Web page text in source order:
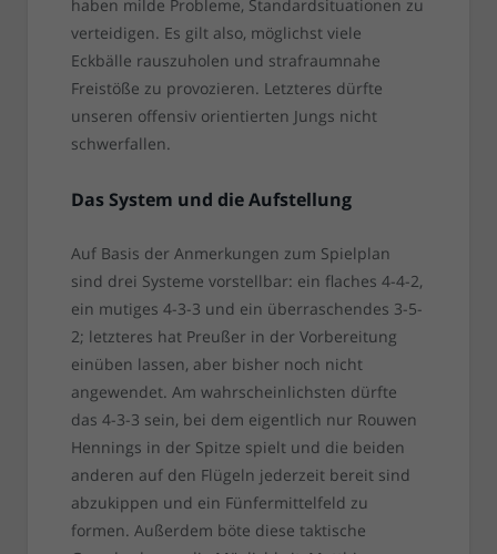
haben milde Probleme, Standardsituationen zu
verteidigen. Es gilt also, möglichst viele
Eckbälle rauszuholen und strafraumnahe
Freistöße zu provozieren. Letzteres dürfte
unseren offensiv orientierten Jungs nicht
schwerfallen.
Das System und die Aufstellung
Auf Basis der Anmerkungen zum Spielplan
sind drei Systeme vorstellbar: ein flaches 4-4-2,
ein mutiges 4-3-3 und ein überraschendes 3-5-
2; letzteres hat Preußer in der Vorbereitung
einüben lassen, aber bisher noch nicht
angewendet. Am wahrscheinlichsten dürfte
das 4-3-3 sein, bei dem eigentlich nur Rouwen
Hennings in der Spitze spielt und die beiden
anderen auf den Flügeln jederzeit bereit sind
abzukippen und ein Fünfermittelfeld zu
formen. Außerdem böte diese taktische